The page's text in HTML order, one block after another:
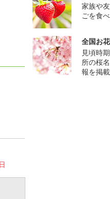
日
家族や
ごを食
全国お
見頃時
所の桜
報を掲載